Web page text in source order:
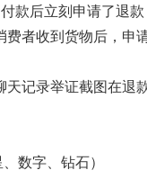
款后立刻申请了退
者收到货物后，
记录举证截图在退
数字、钻石）